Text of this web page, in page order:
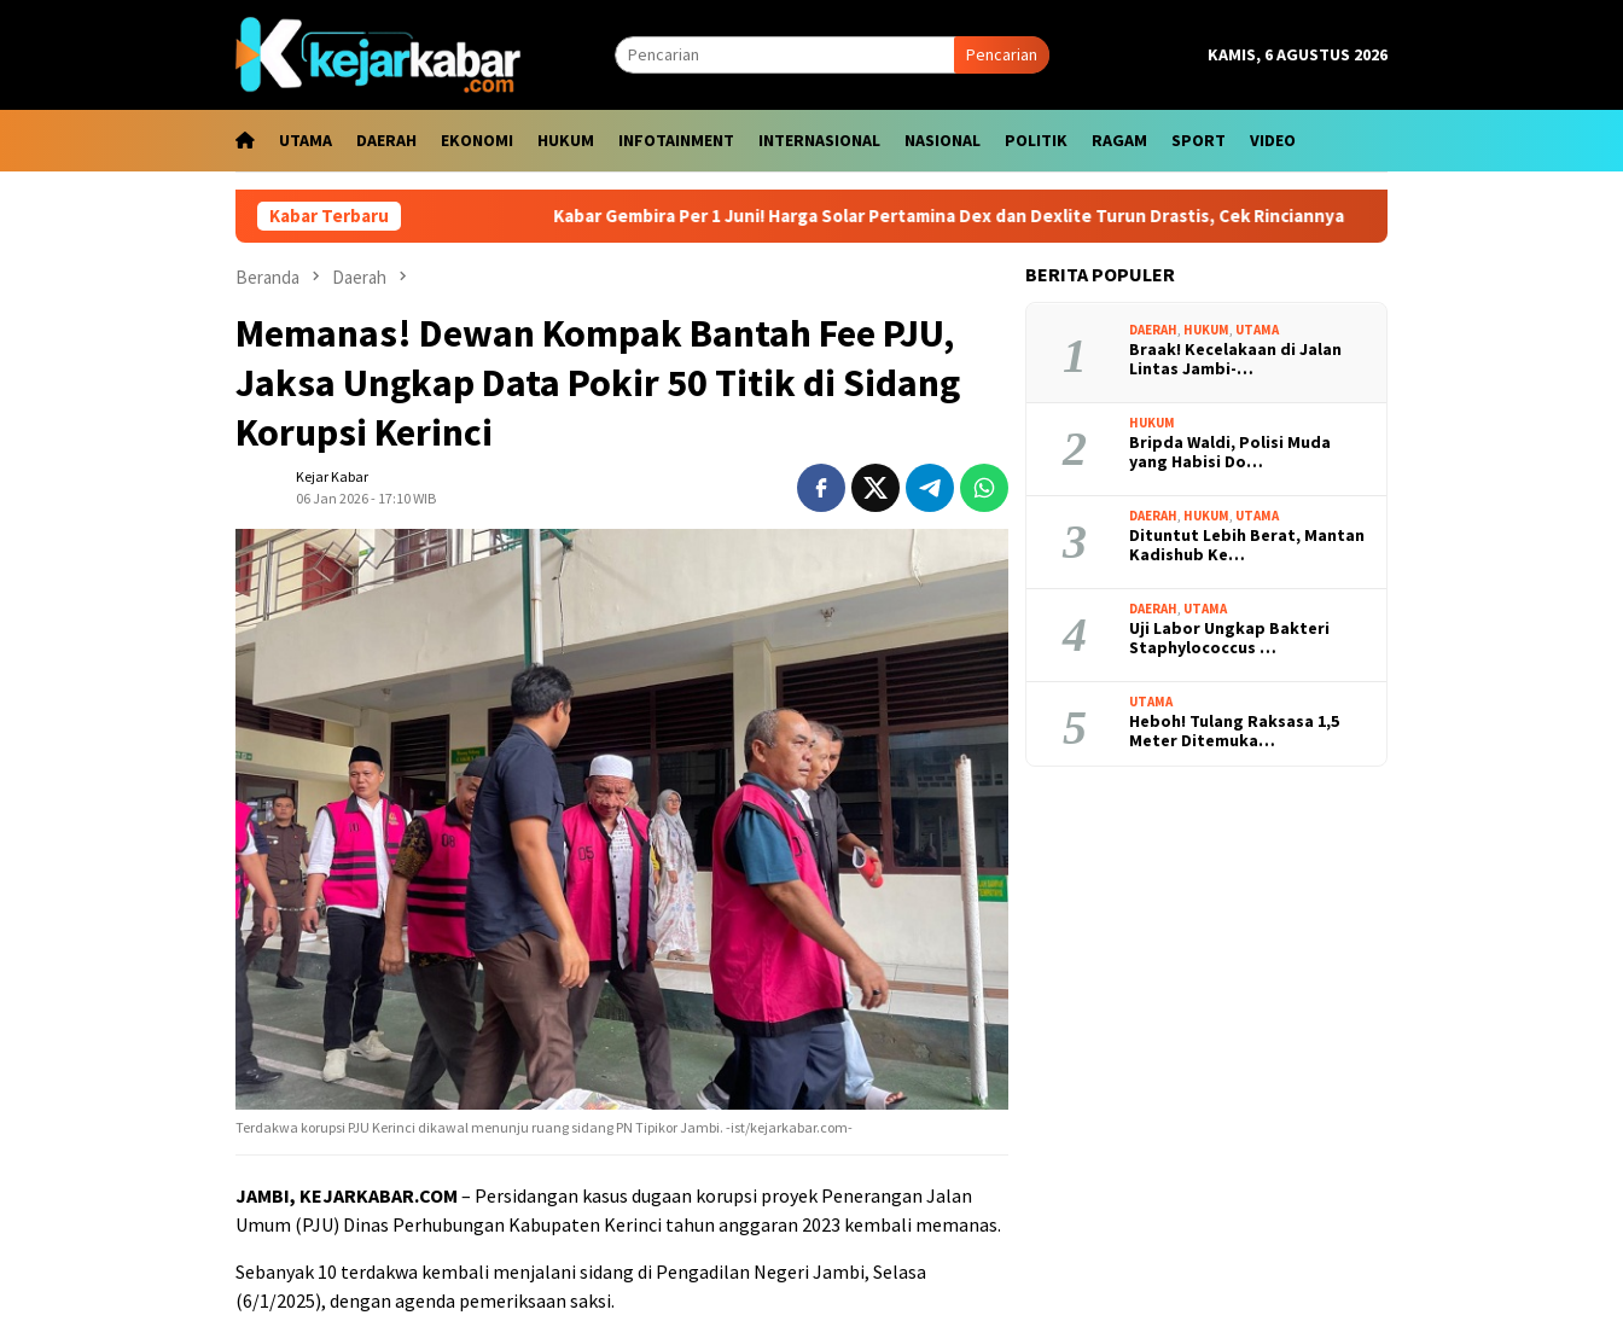
Pencarian KAMIS, 6 AGUSTUS 2026
UTAMA DAERAH EKONOMI HUKUM INFOTAINMENT INTERNASIONAL NASIONAL POLITIK RAGAM SPORT VIDEO
Kabar Terbaru Kabar Gembira Per 1 Juni! Harga Solar Pertamina Dex dan Dexlite Turun Drastis, Cek Rinciannya Harga Emas Antam Bertahan di Level
Beranda Daerah
Memanas! Dewan Kompak Bantah Fee PJU,
Jaksa Ungkap Data Pokir 50 Titik di Sidang
Korupsi Kerinci
Kejar Kabar
06 Jan 2026 - 17:10 WIB
Terdakwa korupsi PJU Kerinci dikawal menunju ruang sidang PN Tipikor Jambi. -ist/kejarkabar.com-
JAMBI, KEJARKABAR.COM – Persidangan kasus dugaan korupsi proyek Penerangan Jalan
Umum (PJU) Dinas Perhubungan Kabupaten Kerinci tahun anggaran 2023 kembali memanas.
Sebanyak 10 terdakwa kembali menjalani sidang di Pengadilan Negeri Jambi, Selasa
(6/1/2025), dengan agenda pemeriksaan saksi.
BERITA POPULER
1 DAERAH, HUKUM, UTAMA
Braak! Kecelakaan di Jalan
Lintas Jambi-…
2 HUKUM
Bripda Waldi, Polisi Muda
yang Habisi Do…
3 DAERAH, HUKUM, UTAMA
Dituntut Lebih Berat, Mantan
Kadishub Ke…
4 DAERAH, UTAMA
Uji Labor Ungkap Bakteri
Staphylococcus …
5 UTAMA
Heboh! Tulang Raksasa 1,5
Meter Ditemuka…